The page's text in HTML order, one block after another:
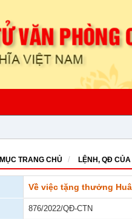
TRANG CHỦ LỆNH, QĐ
Về việc tặng thưởng
876/2022/QĐ-CTN